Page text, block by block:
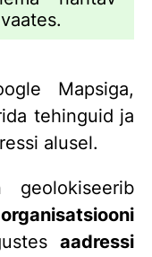
Mapsiga,
tehinguid ja
alusel.
geolokiseerib
aadressi